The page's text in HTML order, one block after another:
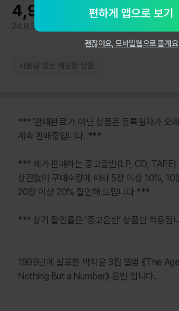
4,900원
24.9.3
사용감 있는 깨끗한 상품
*** '판매완료'가 아닌 상품은 등록일자가 오
계속 판매중입니다. ***
*** 제가 판매하는 중고음반(LP, CD, TAPE)
상관없이 구매수량에 따라 5장 이상 10%, 10
20장 이상 20% 할인해 드립니다 ***
*** 상기 할인률은 ‘중고음반’ 상품만 적용됩
1999년에 발표한 박지윤 3집 앨범 《The
Nothing But a Number》 음반 입니다.
괜찮아요, 모바일웹으로 볼게요